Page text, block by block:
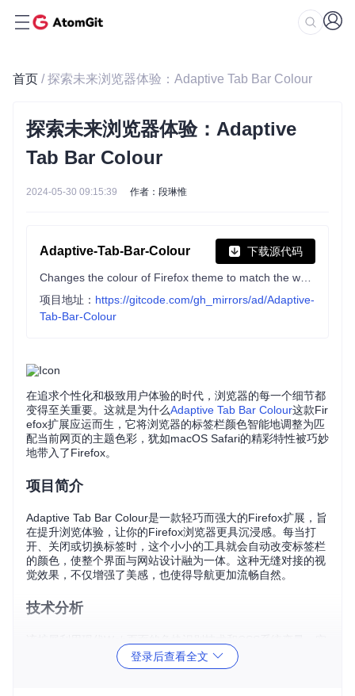
首页 / 探索未来浏览器体验：Adaptive Tab Bar Colour
探索未来浏览器体验：Adaptive
Tab Bar Colour
2024-05-30 09:15:39 作者：段琳惟
Adaptive-Tab-Bar-Colour 下载源代码
项目地址： https://gitcode.com/gh_mirrors/ad/Adaptive-
Tab-Bar-Colour
在追求个性化和极致用户体验的时代，浏览器的每一个细节都
变得至关重要。这就是为什么Adaptive Tab Bar Colour这款Fir
efox扩展应运而生，它将浏览器的标签栏颜色智能地调整为匹
配当前网页的主题色彩，犹如macOS Safari的精彩特性被巧妙
地带入了Firefox。
项目简介
Adaptive Tab Bar Colour是一款轻巧而强大的Firefox扩展，旨
在提升浏览体验，让你的Firefox浏览器更具沉浸感。每当打
开、关闭或切换标签时，这个小小的工具就会自动改变标签栏
的颜色，使整个界面与网站设计融为一体。这种无缝对接的视
觉效果，不仅增强了美感，也使得导航更加流畅自然。
技术分析
时检测并应用网页的主题色。同时，它还考虑到了与其他主题
和样式扩展的兼容性，如Dark Reader和Stylish，让定制变得
登录后查看全文